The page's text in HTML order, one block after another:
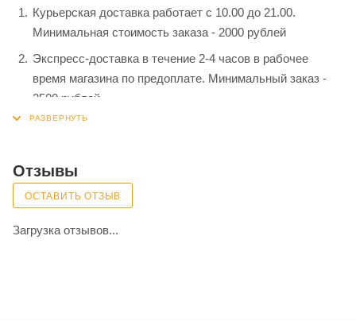
Курьерская доставка работает с 10.00 до 21.00.
Минимальная стоимость заказа - 2000 рублей
Экспресс-доставка в течение 2-4 часов в рабочее
время магазина по предоплате. Минимальный заказ -
2500 рублей
Самовывоз из магазина. Список торговых точек для
Отзывы
ОСТАВИТЬ ОТЗЫВ
Загрузка отзывов...